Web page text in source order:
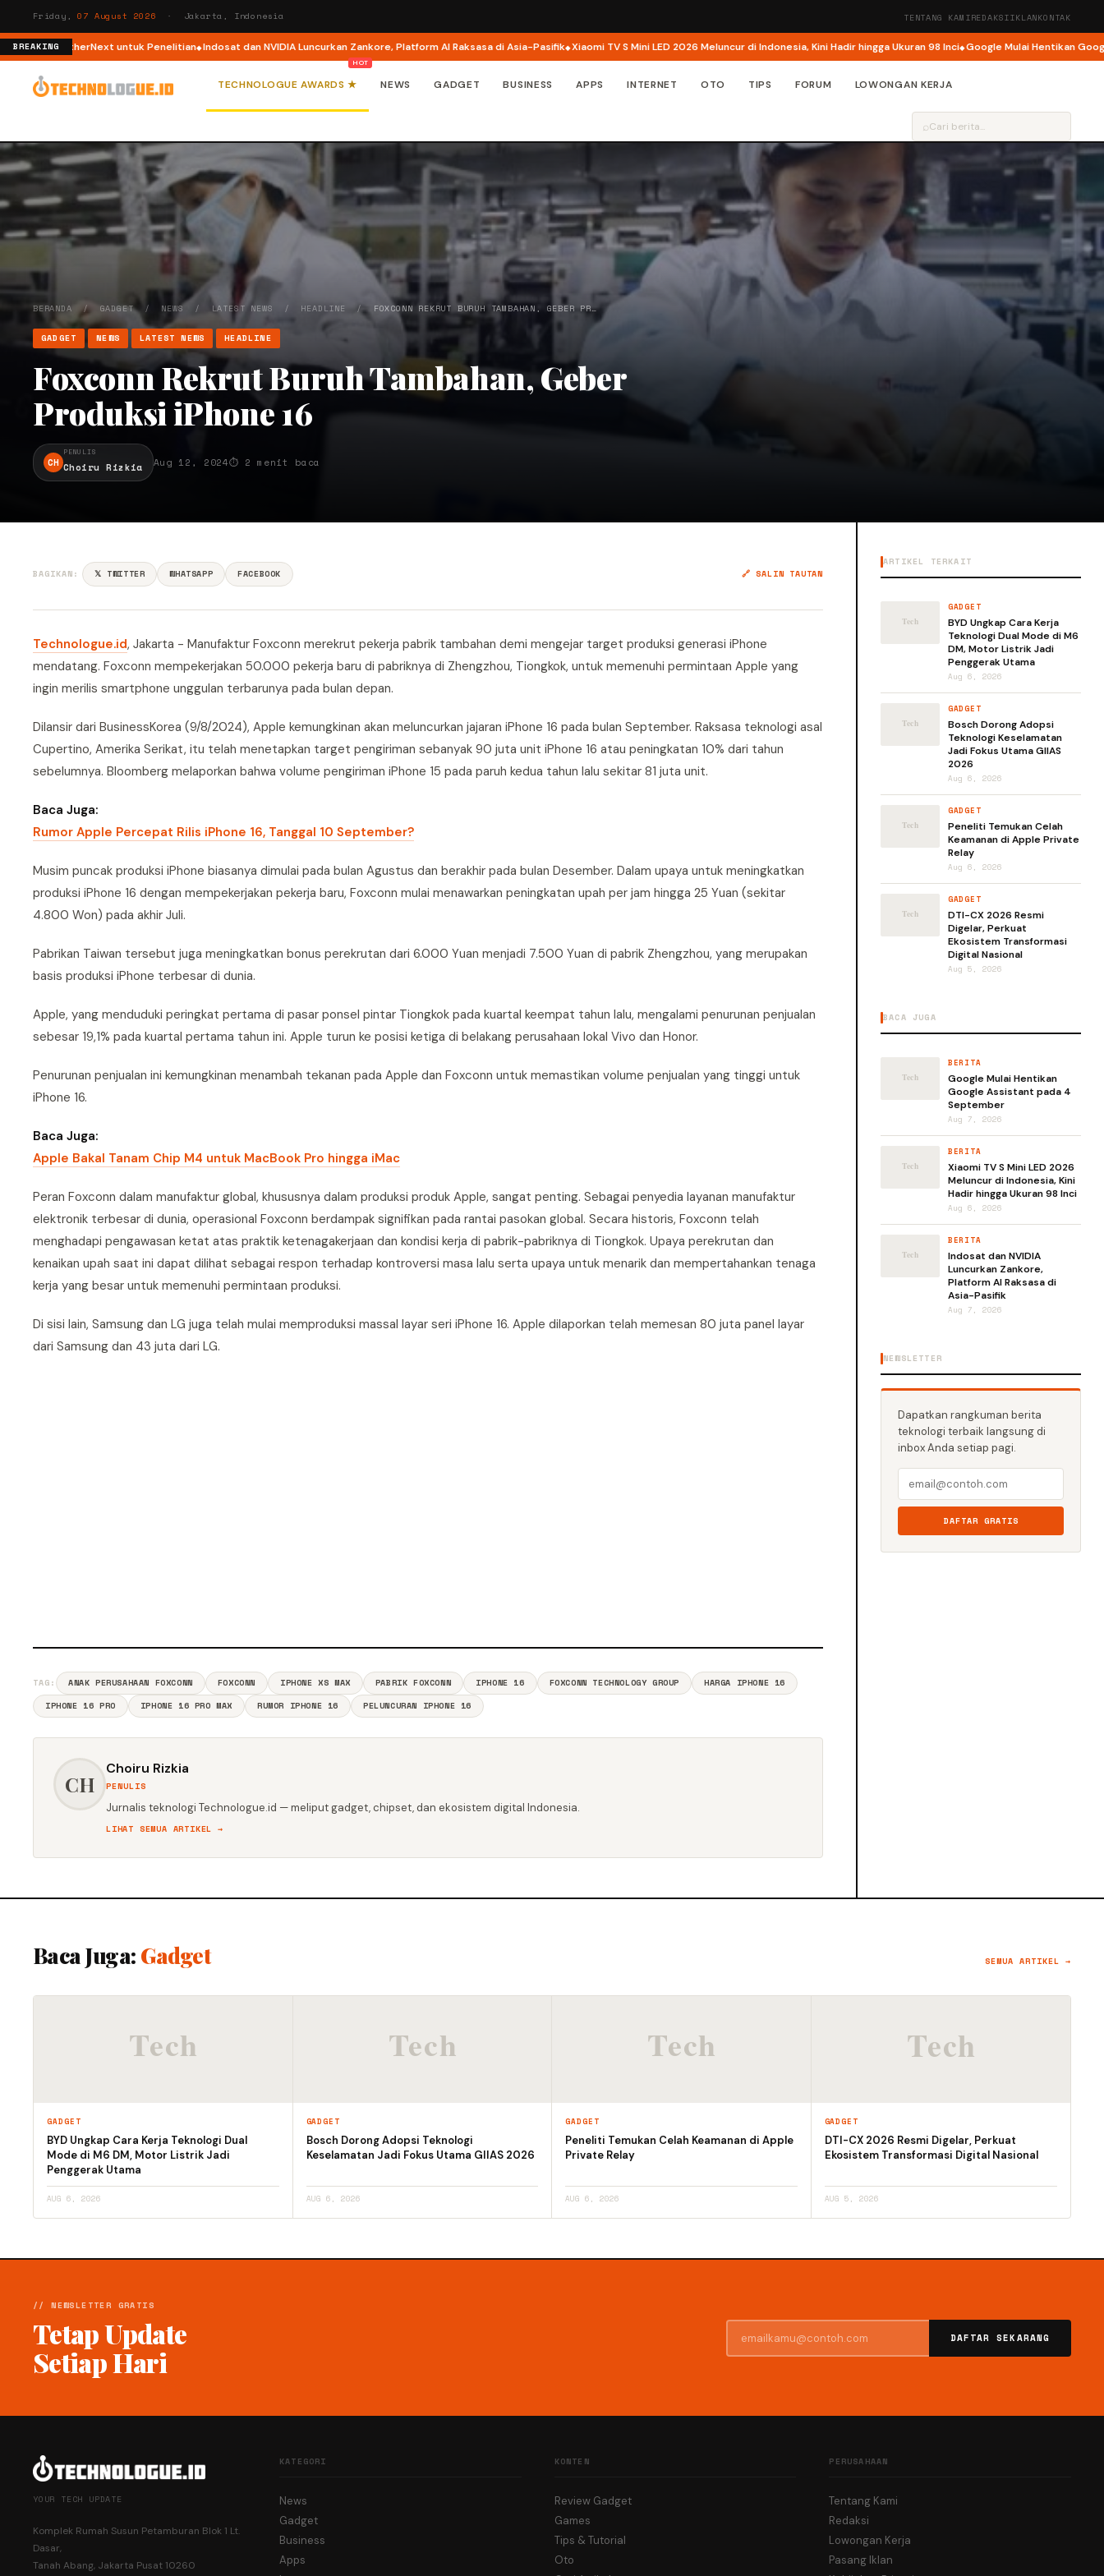
Friday,07 August 2026 · Jakarta, Indonesia TENTANG KAMIREDAKSIIKLANKONTAK
BREAKING
WeatherNext untuk Penelitian Indosat dan NVIDIA Luncurkan Zankore, Platform AI Raksasa di Asia-Pasifik Xiaomi TV S Mini LED 2026 Meluncur di Indonesia, Kini Hadir hingga Ukuran 98 Inci Google Mulai Hentikan Google
TECHNOLOGUE AWARDS ★ NEWS GADGET BUSINESS APPS INTERNET OTO TIPS FORUM LOWONGAN KERJA
⌕
BERANDA / GADGET/ NEWS / LATEST NEWS / HEADLINE / FOXCONN REKRUT BURUH TAMBAHAN, GEBER PR…
GADGET NEWS LATEST NEWS HEADLINE
Foxconn Rekrut Buruh Tambahan, Geber
Produksi iPhone 16
CH
PENULIS
Choiru Rizkia Aug 12, 2024⏱ 2 menit baca
BAGIKAN: 𝕏 TWITTER WHATSAPP FACEBOOK 🔗 SALIN TAUTAN
Technologue.id, Jakarta - Manufaktur Foxconn merekrut pekerja pabrik tambahan demi mengejar target produksi generasi iPhone
mendatang. Foxconn mempekerjakan 50.000 pekerja baru di pabriknya di Zhengzhou, Tiongkok, untuk memenuhi permintaan Apple yang
ingin merilis smartphone unggulan terbarunya pada bulan depan.
Dilansir dari BusinessKorea (9/8/2024), Apple kemungkinan akan meluncurkan jajaran iPhone 16 pada bulan September. Raksasa teknologi asal
Cupertino, Amerika Serikat, itu telah menetapkan target pengiriman sebanyak 90 juta unit iPhone 16 atau peningkatan 10% dari tahun
sebelumnya. Bloomberg melaporkan bahwa volume pengiriman iPhone 15 pada paruh kedua tahun lalu sekitar 81 juta unit.
Baca Juga:
Rumor Apple Percepat Rilis iPhone 16, Tanggal 10 September?
Musim puncak produksi iPhone biasanya dimulai pada bulan Agustus dan berakhir pada bulan Desember. Dalam upaya untuk meningkatkan
produksi iPhone 16 dengan mempekerjakan pekerja baru, Foxconn mulai menawarkan peningkatan upah per jam hingga 25 Yuan (sekitar
4.800 Won) pada akhir Juli.
Pabrikan Taiwan tersebut juga meningkatkan bonus perekrutan dari 6.000 Yuan menjadi 7.500 Yuan di pabrik Zhengzhou, yang merupakan
basis produksi iPhone terbesar di dunia.
Apple, yang menduduki peringkat pertama di pasar ponsel pintar Tiongkok pada kuartal keempat tahun lalu, mengalami penurunan penjualan
sebesar 19,1% pada kuartal pertama tahun ini. Apple turun ke posisi ketiga di belakang perusahaan lokal Vivo dan Honor.
Penurunan penjualan ini kemungkinan menambah tekanan pada Apple dan Foxconn untuk memastikan volume penjualan yang tinggi untuk
iPhone 16.
Baca Juga:
Apple Bakal Tanam Chip M4 untuk MacBook Pro hingga iMac
Peran Foxconn dalam manufaktur global, khususnya dalam produksi produk Apple, sangat penting. Sebagai penyedia layanan manufaktur
elektronik terbesar di dunia, operasional Foxconn berdampak signifikan pada rantai pasokan global. Secara historis, Foxconn telah
menghadapi pengawasan ketat atas praktik ketenagakerjaan dan kondisi kerja di pabrik-pabriknya di Tiongkok. Upaya perekrutan dan
kenaikan upah saat ini dapat dilihat sebagai respon terhadap kontroversi masa lalu serta upaya untuk menarik dan mempertahankan tenaga
kerja yang besar untuk memenuhi permintaan produksi.
Di sisi lain, Samsung dan LG juga telah mulai memproduksi massal layar seri iPhone 16. Apple dilaporkan telah memesan 80 juta panel layar
dari Samsung dan 43 juta dari LG.
TAG: ANAK PERUSAHAAN FOXCONN FOXCONN IPHONE XS MAX PABRIK FOXCONN IPHONE 16 FOXCONN TECHNOLOGY GROUP
HARGA IPHONE 16
IPHONE 16 PRO
IPHONE 16 PRO MAX RUMOR IPHONE 16 PELUNCURAN IPHONE 16
CH
Choiru Rizkia
PENULIS
Jurnalis teknologi Technologue.id — meliput gadget, chipset, dan ekosistem digital Indonesia.
LIHAT SEMUA ARTIKEL →
ARTIKEL TERKAIT
GADGET
BYD Ungkap Cara Kerja
Teknologi Dual Mode di M6
DM, Motor Listrik Jadi
Penggerak Utama
Aug 6, 2026
GADGET
Bosch Dorong Adopsi
Teknologi Keselamatan
Jadi Fokus Utama GIIAS
2026
Aug 6, 2026
GADGET
Peneliti Temukan Celah
Keamanan di Apple Private
Relay
Aug 6, 2026
GADGET
DTI-CX 2026 Resmi
Digelar, Perkuat
Ekosistem Transformasi
Digital Nasional
Aug 5, 2026
BACA JUGA
BERITA
Google Mulai Hentikan
Google Assistant pada 4
September
Aug 7, 2026
BERITA
Xiaomi TV S Mini LED 2026
Meluncur di Indonesia, Kini
Hadir hingga Ukuran 98 Inci
Aug 6, 2026
BERITA
Indosat dan NVIDIA
Luncurkan Zankore,
Platform AI Raksasa di
Asia-Pasifik
Aug 7, 2026
NEWSLETTER
Dapatkan rangkuman berita
teknologi terbaik langsung di
inbox Anda setiap pagi.
DAFTAR GRATIS
Baca Juga: Gadget SEMUA ARTIKEL →
GADGET
BYD Ungkap Cara Kerja Teknologi Dual
Mode di M6 DM, Motor Listrik Jadi
Penggerak Utama
AUG 6, 2026
GADGET
Bosch Dorong Adopsi Teknologi
Keselamatan Jadi Fokus Utama GIIAS 2026
AUG 6, 2026
GADGET
Peneliti Temukan Celah Keamanan di Apple
Private Relay
AUG 6, 2026
GADGET
DTI-CX 2026 Resmi Digelar, Perkuat
Ekosistem Transformasi Digital Nasional
AUG 5, 2026
// NEWSLETTER GRATIS
Tetap Update
Setiap Hari
DAFTAR SEKARANG
YOUR TECH UPDATE
Komplek Rumah Susun Petamburan Blok 1 Lt.
Dasar,
Tanah Abang, Jakarta Pusat 10260
KATEGORI
News
Gadget
Business
Apps
KONTEN
Review Gadget
Games
Tips & Tutorial
Oto
PERUSAHAAN
Tentang Kami
Redaksi
Lowongan Kerja
Pasang Iklan